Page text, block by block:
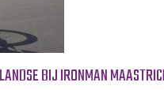
BIJ IRONMAN